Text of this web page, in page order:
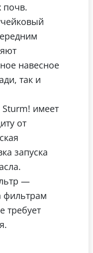
почв.
навесное
так и
Sturm! имеет
от
запуска
—
фильтрам
требует